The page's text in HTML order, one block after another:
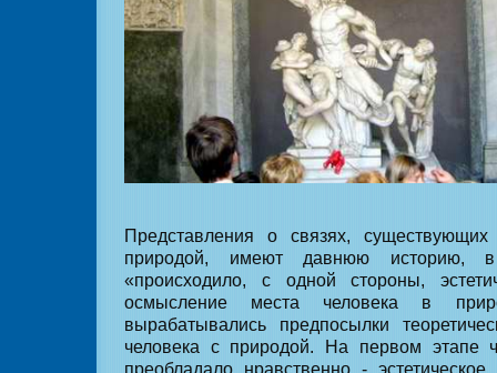
Представления о связях,
природой, имеют давнюю историю, в
«происходило, с одной стороны,
осмысление места человека в
вырабатывались предпосылки
человека с природой. На первом этапе
преобладало нравственно -